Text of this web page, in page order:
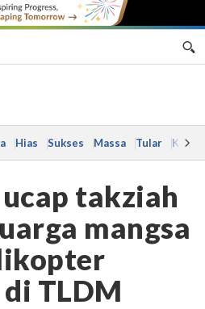
Hias Sukses Massa Tular Kes
takziah
mangsa
TLDM